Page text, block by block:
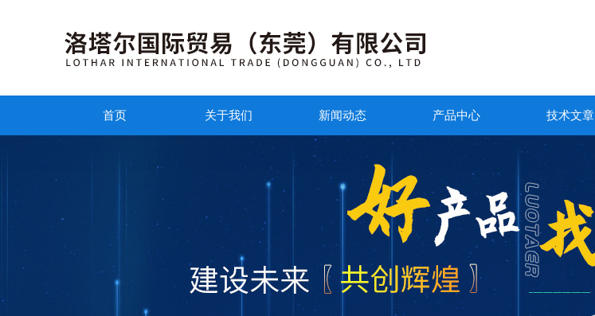
首页 关于我们 新闻动态 产品中心 技术文章